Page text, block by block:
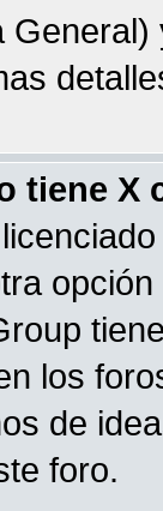
tiene X
los
de
foro.